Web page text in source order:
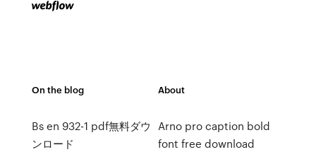
On the blog
Bs en 932-1 pdf無料ダウ
ンロード
About
Arno pro caption bold
font free download